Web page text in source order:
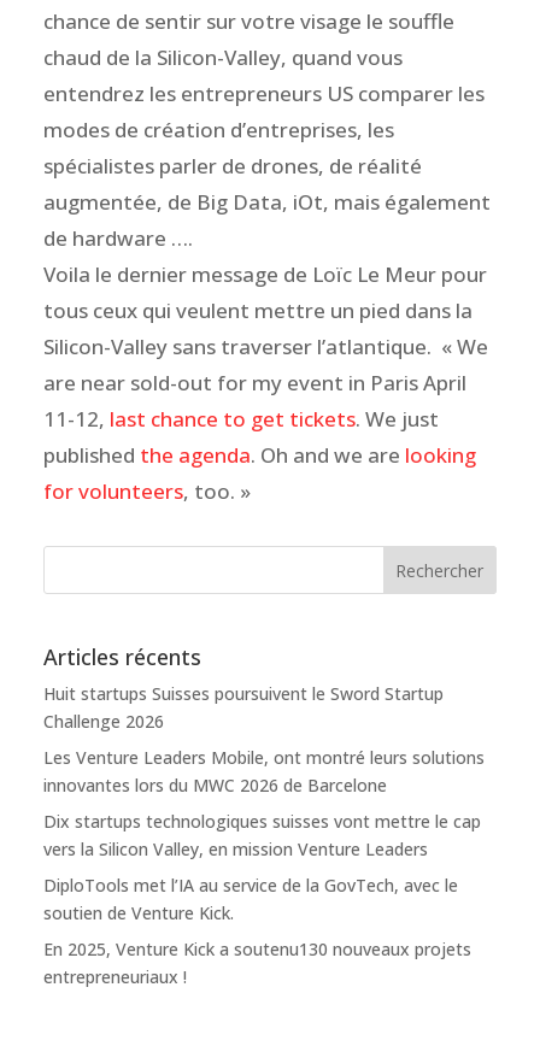
chance de sentir sur votre visage le souffle
chaud de la Silicon-Valley, quand vous
entendrez les entrepreneurs US comparer les
modes de création d’entreprises, les
spécialistes parler de drones, de réalité
augmentée, de Big Data, iOt, mais également
de hardware ….
Voila le dernier message de Loïc Le Meur pour
tous ceux qui veulent mettre un pied dans la
Silicon-Valley sans traverser l’atlantique. « We
are near sold-out for my event in Paris April
11-12, last chance to get tickets. We just
published the agenda. Oh and we are looking
for volunteers, too. »
Articles récents
Huit startups Suisses poursuivent le Sword Startup
Challenge 2026
Les Venture Leaders Mobile, ont montré leurs solutions
innovantes lors du MWC 2026 de Barcelone
Dix startups technologiques suisses vont mettre le cap
vers la Silicon Valley, en mission Venture Leaders
DiploTools met l’IA au service de la GovTech, avec le
soutien de Venture Kick.
En 2025, Venture Kick a soutenu130 nouveaux projets
entrepreneuriaux !